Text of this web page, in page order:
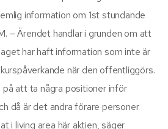
information om 1st stundande
– Ärendet handlar i grunden om att
har haft information som inte är
när den offentliggörs.
på att ta några positioner inför
då är det andra förare personer
i living area här aktien, säger